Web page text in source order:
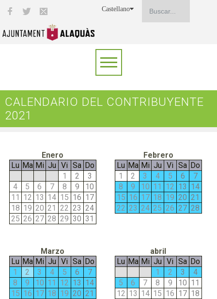
Castellano
CALENDARIO DEL CONTRIBUYENTE
2021
Enero
Lu Ma Mi Ju Vi Sa Do
1
2
3
4
5 6 7 8 9
10
11
12 13 14 15 16 17
18 19 20 21 22 23 24
25 26 27 28 29 30 31
Febrero
Lu Ma Mi Ju Vi Sa Do
1
2 3 4 5 6
7
8
9 10 11 12 13 14
15 16 17 18 19 20 21
22 23 24 25 26 27 28
Marzo
Lu Ma Mi Ju Vi Sa Do
1
2 3 4 5 6
7
8
9 10 11 12 13 14
15 16 17 18 19 20 21
abril
Lu Ma Mi Ju Vi Sa Do
1
2 3
4
5
6 7 8 9 10 11
12 13 14 15 16 17 18